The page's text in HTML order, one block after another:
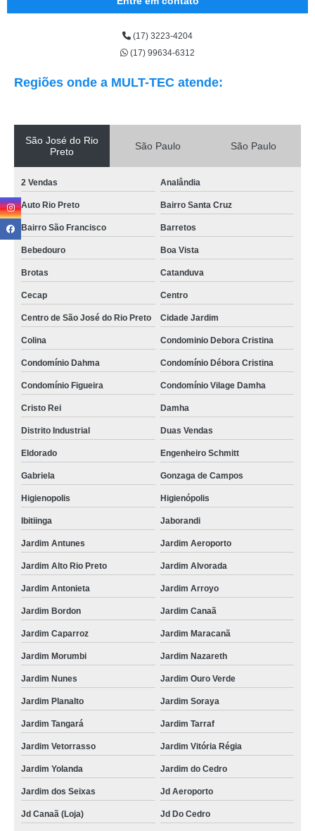
(17) 3223-4204
(17) 99634-6312
Regiões onde a MULT-TEC atende:
São José do Rio
Preto
São Paulo São Paulo
2 Vendas Analândia
Auto Rio Preto Bairro Santa Cruz
Bairro São Francisco Barretos
Bebedouro Boa Vista
Brotas Catanduva
Cecap Centro
Centro de São José do Rio Preto Cidade Jardim
Colina Condominio Debora Cristina
Condomínio Dahma Condomínio Débora Cristina
Condomínio Figueira Condomínio Vilage Damha
Cristo Rei Damha
Distrito Industrial Duas Vendas
Eldorado Engenheiro Schmitt
Gabriela Gonzaga de Campos
Higienopolis Higienópolis
Ibitiinga Jaborandi
Jardim Antunes Jardim Aeroporto
Jardim Alto Rio Preto Jardim Alvorada
Jardim Antonieta Jardim Arroyo
Jardim Bordon Jardim Canaã
Jardim Caparroz Jardim Maracanã
Jardim Morumbi Jardim Nazareth
Jardim Nunes Jardim Ouro Verde
Jardim Planalto Jardim Soraya
Jardim Tangará Jardim Tarraf
Jardim Vetorrasso Jardim Vitória Régia
Jardim Yolanda Jardim do Cedro
Jardim dos Seixas Jd Aeroporto
Jd Canaã (Loja) Jd Do Cedro